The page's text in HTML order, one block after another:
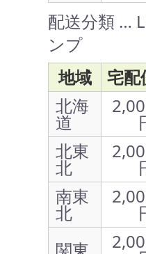
配送分類 …
ンプ
地域
宅配
北海
道
北東
北
南東
北
関東